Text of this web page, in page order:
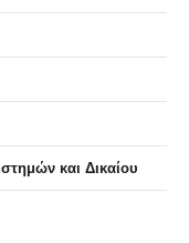
και Δικαίου